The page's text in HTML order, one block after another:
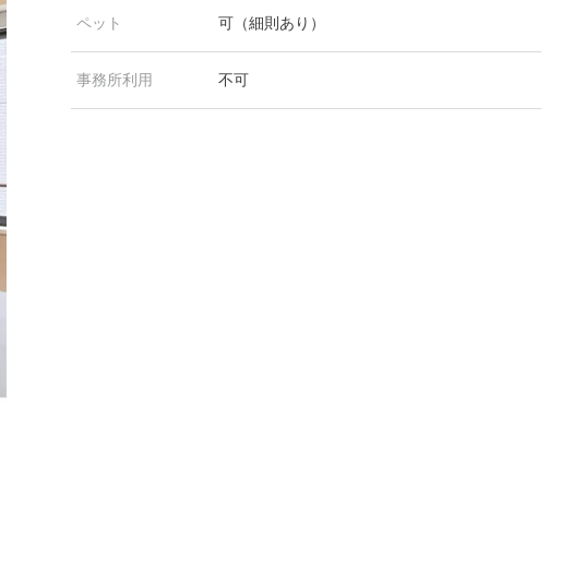
ペット 可（細則あり）
事務所利用 不可